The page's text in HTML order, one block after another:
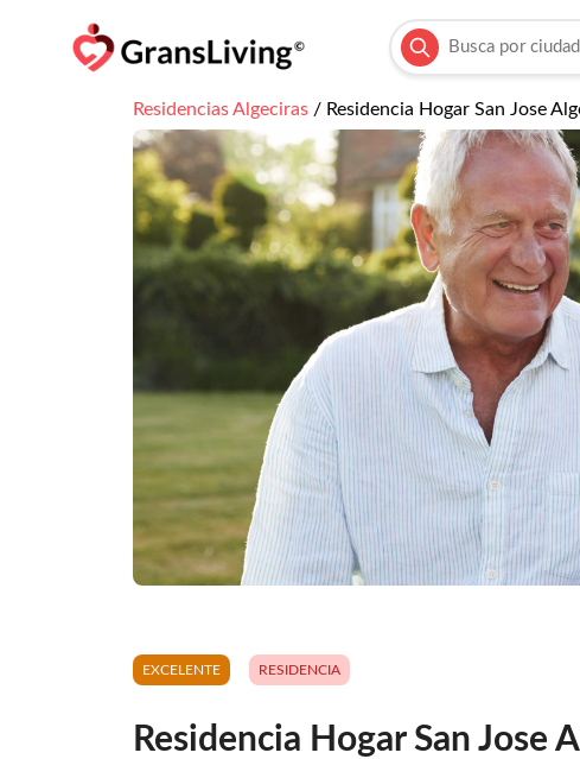
ResidenciasAlgeciras / Residencia Hogar San Jose
EXCELENTE RESIDENCIA
Residencia Hogar San Jose